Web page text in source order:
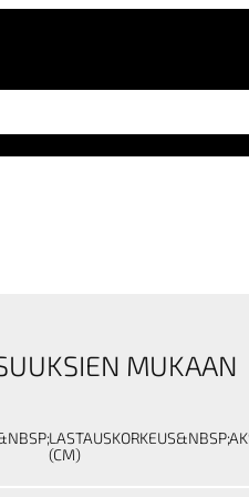
MUKAAN
LASTAUSKORKEUS&NBSP;
(CM)